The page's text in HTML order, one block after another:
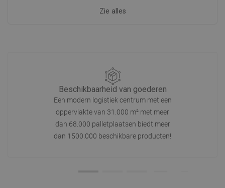
Zie alles
Beschikbaarheid van goederen
Een modern logistiek centrum met een
oppervlakte van 31.000 m² met meer
dan 68.000 palletplaatsen biedt meer
dan 1500.000 beschikbare producten!